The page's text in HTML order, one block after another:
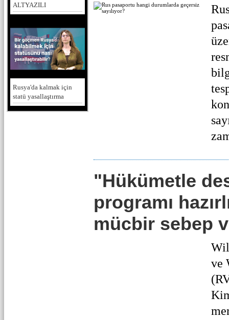
ALTYAZILI
Rusya'da kalmak için
statü yasallaştırma
"Hükümetle
programı
mücbir sebep
ve